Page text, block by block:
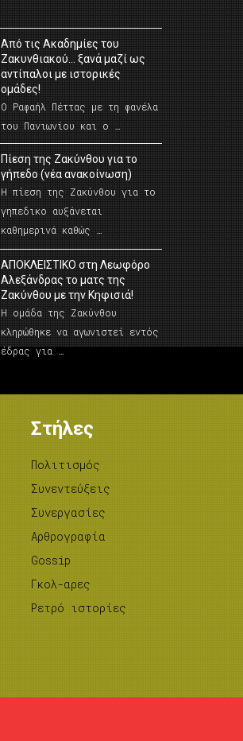
Από τις Ακαδημίες του
Ζακυνθιακού… ξανά μαζί ως
αντίπαλοι με ιστορικές
ομάδες!
Ο Ραφαήλ Πέττας με τη φανέλα
του Πανιωνίου και ο …
Πίεση της Ζακύνθου για το
γήπεδο (νέα ανακοίνωση)
Η πίεση της Ζακύνθου για το
γηπεδικο αυξάνεται
καθημερινά καθώς …
AΠΟΚΛΕΙΣΤΙΚΟ στη Λεωφόρο
Αλεξάνδρας το ματς της
Ζακύνθου με την Κηφισιά!
Η ομάδα της Ζακύνθου
κληρώθηκε να αγωνιστεί εντός
έδρας για …
Στήλες
Πολιτισμός
Συνεντεύξεις
Συνεργασίες
Αρθρογραφία
Gossip
Γκολ-αρες
Ρετρό ιστορίες